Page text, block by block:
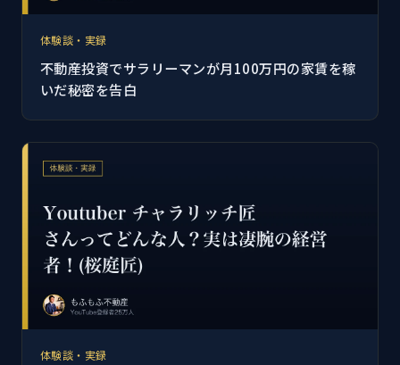
体験談・実録
不動産投資でサラリーマンが月100万円の家賃を稼
いだ秘密を告白
体験談・実録